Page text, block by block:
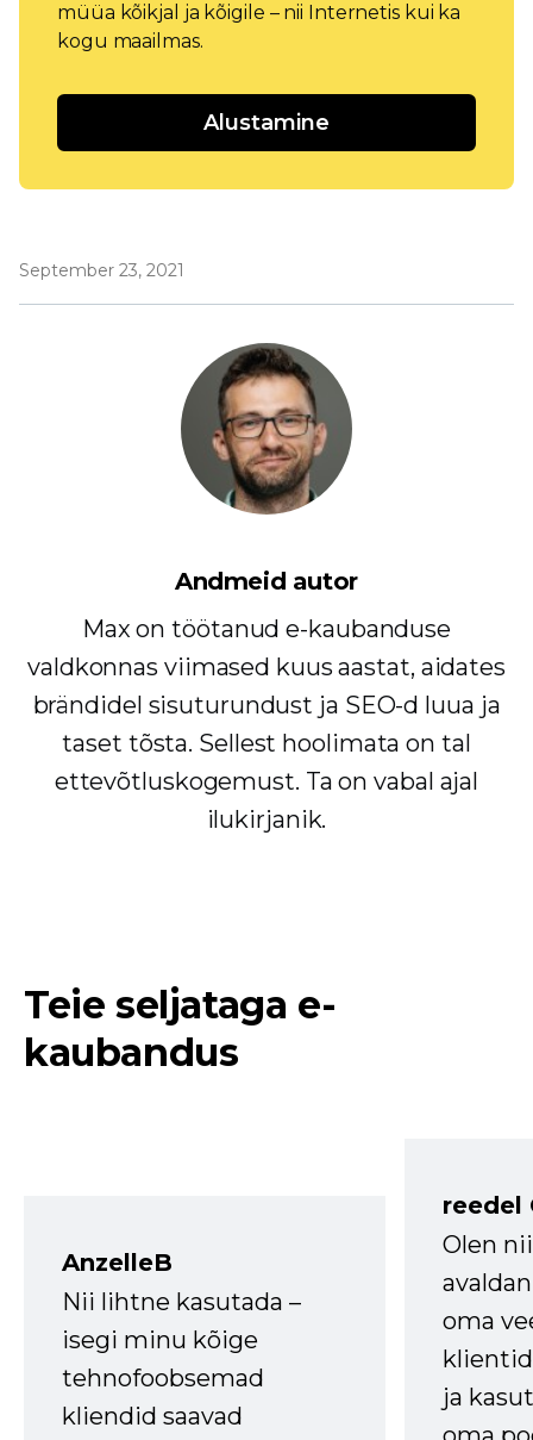
müüa kõikjal ja kõigile – nii Internetis kui ka
kogu maailmas.
Alustamine
September 23, 2021
Andmeid autor
Max on töötanud e-kaubanduse
valdkonnas viimased kuus aastat, aidates
brändidel sisuturundust ja SEO-d luua ja
taset tõsta. Sellest hoolimata on tal
ettevõtluskogemust. Ta on vabal ajal
ilukirjanik.
Teie seljataga e-
kaubandus
AnzelleB
Nii lihtne kasutada –
isegi minu kõige
tehnofoobsemad
kliendid saavad
reedel
Olen
oma
ja